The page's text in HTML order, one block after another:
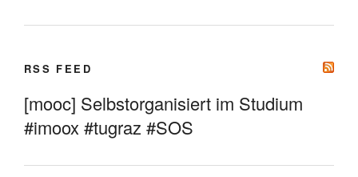
RSS FEED
[mooc] Selbstorganisiert im Studium
#imoox #tugraz #SOS